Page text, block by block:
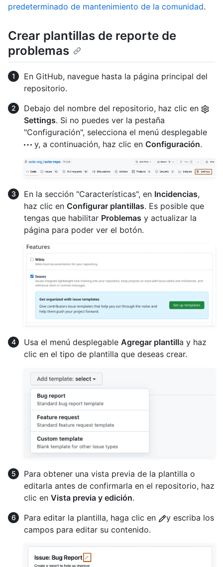
predeterminado de mantenimiento de la comunidad.
Crear plantillas de reporte de
problemas
En GitHub, navegue hasta la página principal del
repositorio.
Debajo del nombre del repositorio, haz clic en
Settings. Si no puedes ver la pestaña
"Configuración", selecciona el menú desplegable
y, a continuación, haz clic en Configuración.
En la sección "Características", en Incidencias,
haz clic en Configurar plantillas. Es posible que
tengas que habilitar Problemas y actualizar la
página para poder ver el botón.
Usa el menú desplegable Agregar plantilla y haz
clic en el tipo de plantilla que deseas crear.
Para obtener una vista previa de la plantilla o
editarla antes de confirmarla en el repositorio, haz
clic en Vista previa y edición.
Para editar la plantilla, haga clic en
y escriba los
campos para editar su contenido.